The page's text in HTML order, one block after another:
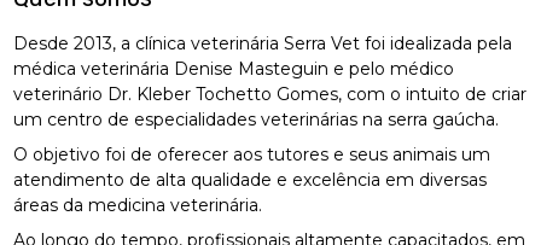
Desde 2013, a clínica veterinária Serra Vet foi idealizada pela
médica veterinária Denise Masteguin e pelo médico
veterinário Dr. Kleber Tochetto Gomes, com o intuito de criar
um centro de especialidades veterinárias na serra gaúcha.
O objetivo foi de oferecer aos tutores e seus animais um
atendimento de alta qualidade e excelência em diversas
áreas da medicina veterinária.
Ao longo do tempo, profissionais altamente capacitados, em